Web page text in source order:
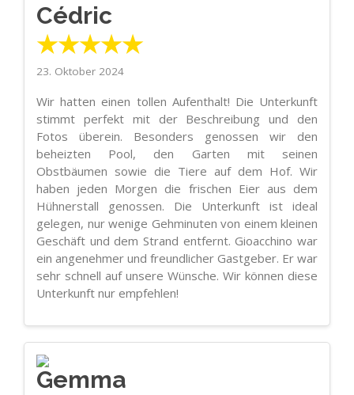
Cédric
★★★★★
23. Oktober 2024
Wir hatten einen tollen Aufenthalt! Die Unterkunft
stimmt perfekt mit der Beschreibung und den
Fotos überein. Besonders genossen wir den
beheizten Pool, den Garten mit seinen
Obstbäumen sowie die Tiere auf dem Hof. Wir
haben jeden Morgen die frischen Eier aus dem
Hühnerstall genossen. Die Unterkunft ist ideal
gelegen, nur wenige Gehminuten von einem kleinen
Geschäft und dem Strand entfernt. Gioacchino war
ein angenehmer und freundlicher Gastgeber. Er war
sehr schnell auf unsere Wünsche. Wir können diese
Unterkunft nur empfehlen!